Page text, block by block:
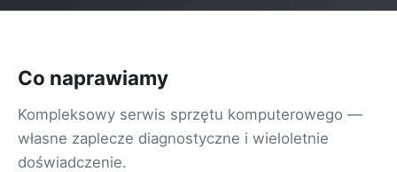
Co naprawiamy
Kompleksowy serwis sprzętu komputerowego —
własne zaplecze diagnostyczne i wieloletnie
doświadczenie.